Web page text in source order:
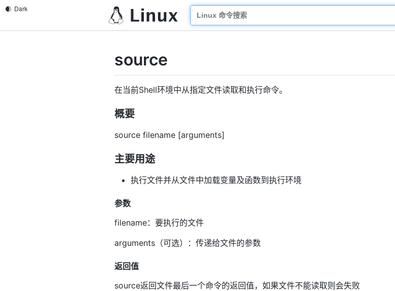
source
在当前Shell环境中从指定文件读取和执行命令。
概要
source filename [arguments]
主要用途
执行文件并从文件中加载变量及函数到执行环境
参数
filename：要执行的文件
arguments（可选）：传递给文件的参数
返回值
source返回文件最后一个命令的返回值，如果文件不能读取则会失败